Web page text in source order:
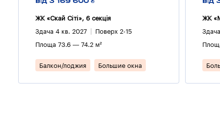
ЖК «Скай Сіті», 6 секцiя
Здача 4 кв. 2027 Поверх 2-15
Площа 73.6 — 74.2 м²
Балкон/лоджия Большие окна
ЖК